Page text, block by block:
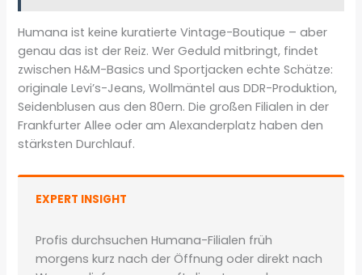
Humana ist keine kuratierte Vintage-Boutique – aber
genau das ist der Reiz. Wer Geduld mitbringt, findet
zwischen H&M-Basics und Sportjacken echte Schätze:
originale Levi’s-Jeans, Wollmäntel aus DDR-Produktion,
Seidenblusen aus den 80ern. Die großen Filialen in der
Frankfurter Allee oder am Alexanderplatz haben den
stärksten Durchlauf.
EXPERT INSIGHT
Profis durchsuchen Humana-Filialen früh
morgens kurz nach der Öffnung oder direkt nach